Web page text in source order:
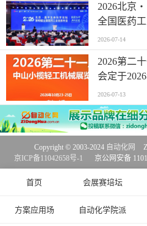
2026北京
全国医药
2026-07-14
2026第二
会定于
2026-07-13
首页 会展赛培坛
方案应用场 自动化学院派
Copyright © 2003-2024 自动化网
京ICP备11042658号-1
京公网安备